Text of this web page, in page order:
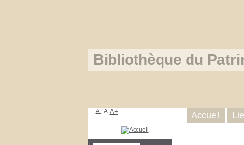
Bibliothèque du
Accueil
A- A A+